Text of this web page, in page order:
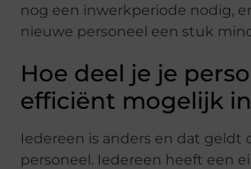
nog een inwerkperiode nodig,
nieuwe personeel een stuk
Hoe deel je je
efficiënt mogelijk
Iedereen is anders en dat geldt
personeel. Iedereen heeft een